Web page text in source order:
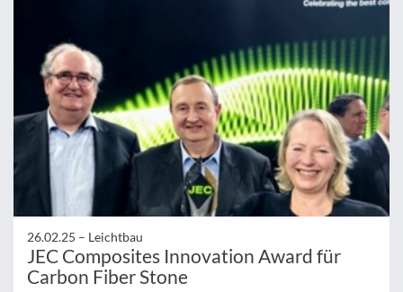
26.02.25 – Leichtbau
JEC Composites Innovation Award für
Carbon Fiber Stone